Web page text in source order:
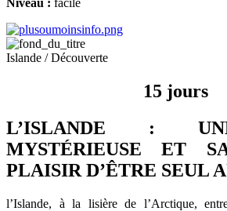
Niveau : facile
Islande / Découverte
15 jours
L’ISLANDE :
MYSTÉRIEUSE ET
PLAISIR D’ÊTRE SEUL
l’Islande, à la lisière de l’Arctique,